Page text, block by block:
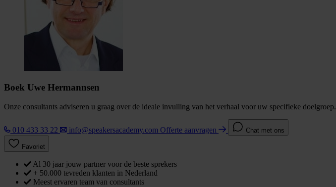
Boek Uwe Hermannsen
Onze consultants adviseren u graag over de ideale invulling van het verhaal voor uw specifieke doelgroep.
010 433 33 22 info@speakersacademy.com Offerte aanvragen Chat met ons
Favoriet
Al 30 jaar jouw partner voor de beste sprekers
+ 50.000 tevreden klanten in Nederland
Meest ervaren team van consultants